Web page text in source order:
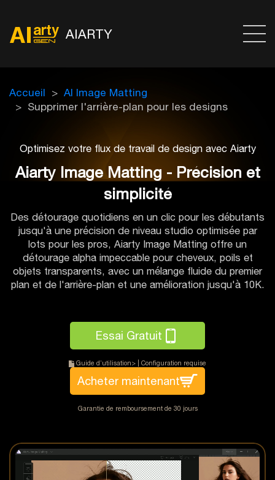
AIARTY
Accueil
AI Image Matting
Supprimer l'arrière-plan pour les designs
Optimisez votre flux de travail de design avec Aiarty
Aiarty Image Matting - Précision et
simplicité
Des détourage quotidiens en un clic pour les débutants
jusqu'à une précision de niveau studio optimisée par
lots pour les pros, Aiarty Image Matting offre un
détourage alpha impeccable pour cheveux, poils et
objets transparents, avec un mélange fluide du premier
plan et de l'arrière-plan et une amélioration jusqu'à 10K.
Essai Gratuit
Guide d’utilisation> Configuration requise
Acheter maintenant
Garantie de remboursement de 30 jours